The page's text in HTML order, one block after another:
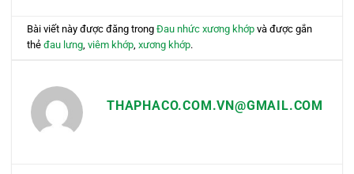
Bài viết này được đăng trongĐau nhức xương khớp và được gắn
thẻđau lưng,viêm khớp,xương khớp.
THAPHACO.COM.VN@GMAIL.COM